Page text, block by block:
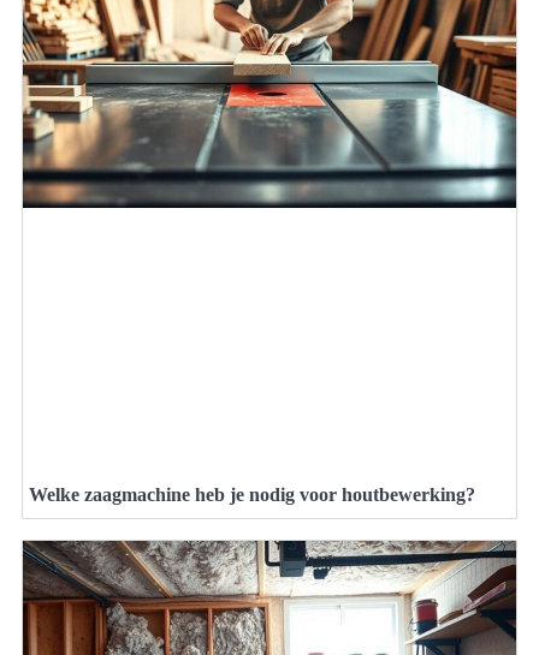
Welke zaagmachine heb je nodig voor houtbewerking?